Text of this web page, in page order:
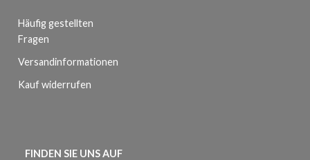
Häufig gestellten
Fragen
Versandinformationen
Kauf widerrufen
FINDEN SIE UNS AUF